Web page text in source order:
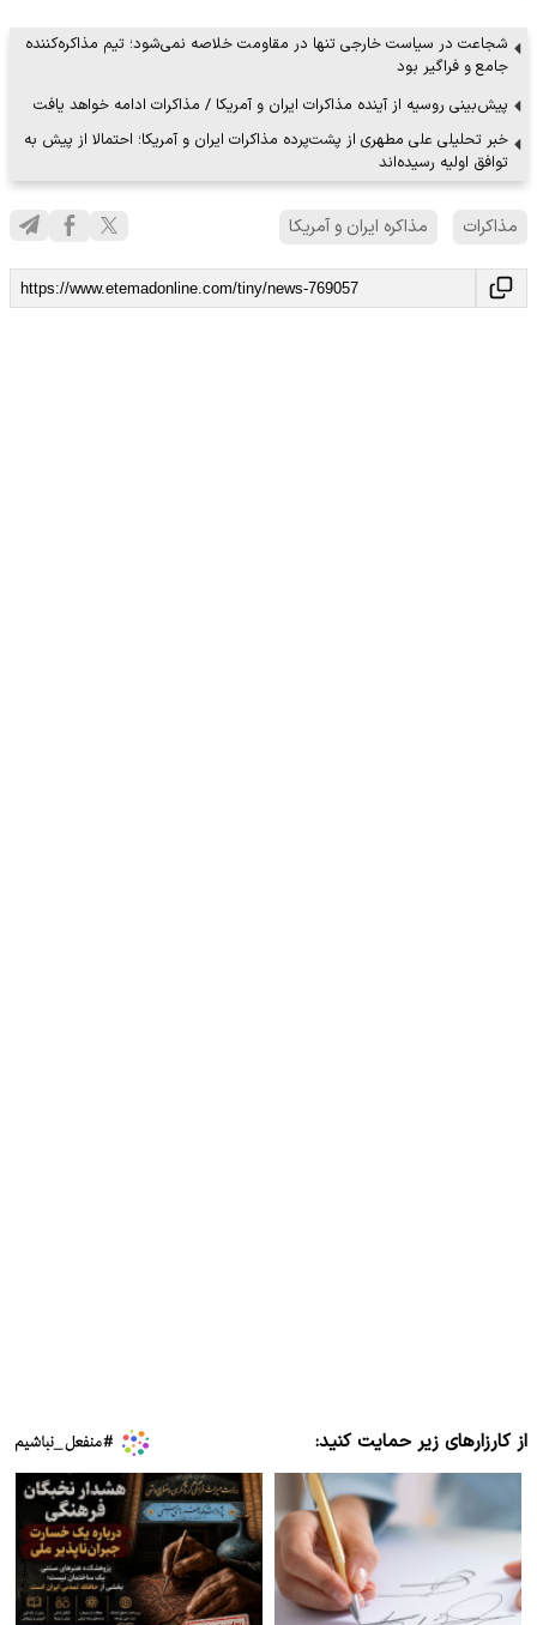
شجاعت در سیاست خارجی تنها در مقاومت خلاصه نمی‌شود؛ تیم مذاکره‌کننده
جامع و فراگیر بود
پیش‌بینی روسیه از آینده مذاکرات ایران و آمریکا / مذاکرات ادامه خواهد یافت
خبر تحلیلی علی مطهری از پشت‌پرده مذاکرات ایران و آمریکا؛ احتمالا از پیش به
توافق اولیه رسیده‌اند
مذاکرات مذاکره ایران و آمریکا
از کارزارهای زیر حمایت کنید: